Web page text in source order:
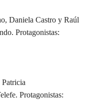
Daniela Castro y Raúl
Protagonistas:
Patricia
Protagonistas: